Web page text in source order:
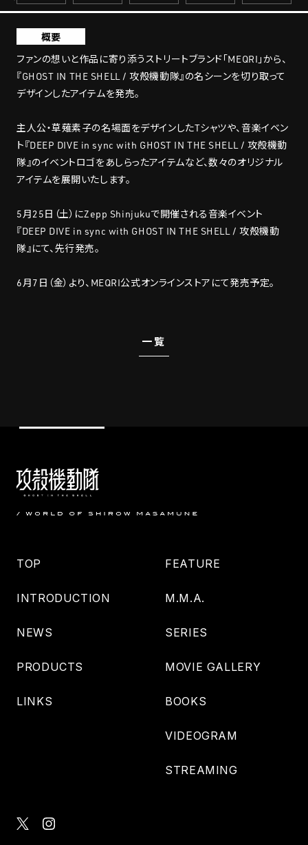
概要
ファンの想いと作品に寄り添うストリートブランド「MEQRI」から、
『GHOST IN THE SHELL / 攻殻機動隊』の名シーンを切り取って
デザインしたアイテムを発売。
主人公・草薙素子の名場面をデザインしたTシャツや、音楽イベン
ト『DEEP DIVE in sync with GHOST IN THE SHELL / 攻殻機動
隊』のイベントロゴをあしらったアイテムなど、数々のオリジナル
アイテムを展開いたします。
5月25日（土）にZepp Shinjukuで開催される音楽イベント
『DEEP DIVE in sync with GHOST IN THE SHELL / 攻殻機動
隊』にて、先行発売。
6月7日（金）より、MEQRI公式オンラインストアにて発売予定。
一覧
TOP
INTRODUCTION
NEWS
PRODUCTS
LINKS
FEATURE
M.M.A.
SERIES
MOVIE GALLERY
BOOKS
VIDEOGRAM
STREAMING